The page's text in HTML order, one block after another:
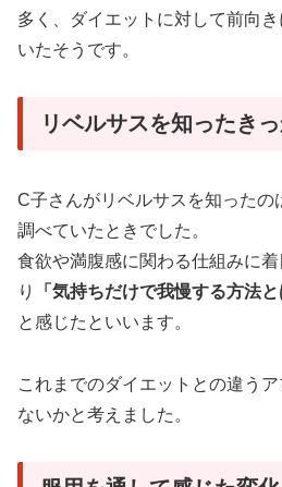
多く、ダイエットに対して前向
いたそうです。
リベルサスを知ったき
C子さんがリベルサスを知ったの
調べていたときでした。
食欲や満腹感に関わる仕組みに
り
「気持ちだけで我慢する方法
と感じたといいます。
これまでのダイエットとの違う
ないかと考えました。